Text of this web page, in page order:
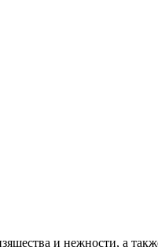
и нежности, а